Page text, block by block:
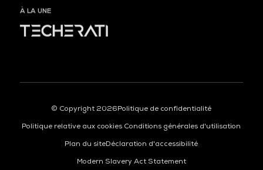
À LA UNE
© Copyright 2026Politique de confidentialité
Politique relative aux cookies Conditions générales d'utilisation
Plan du siteDéclaration d'accessibilité
Modern Slavery Act Statement